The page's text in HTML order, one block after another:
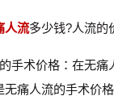
人流多少钱?人流的
术价格：在无痛
无痛人流的手术价